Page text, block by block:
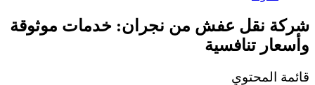
شركة نقل عفش من نجران: خدمات موثوقة
وأسعار تنافسية
قائمة المحتوي